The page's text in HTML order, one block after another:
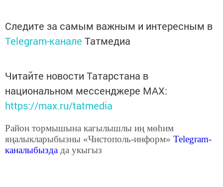
Следите за самым важным и интересным в
Telegram-канале Татмедиа
Читайте новости Татарстана в
национальном мессенджере MАХ:
https://max.ru/tatmedia
Район тормышына кагылышлы иң мөһим
яңалыкларыбызны «Чистополь-информ» Telegram-
каналыбызда да укыгыз